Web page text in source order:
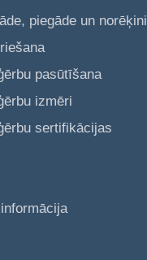
piegāde un norēķini
pasūtīšana
izmēri
sertifikācijas